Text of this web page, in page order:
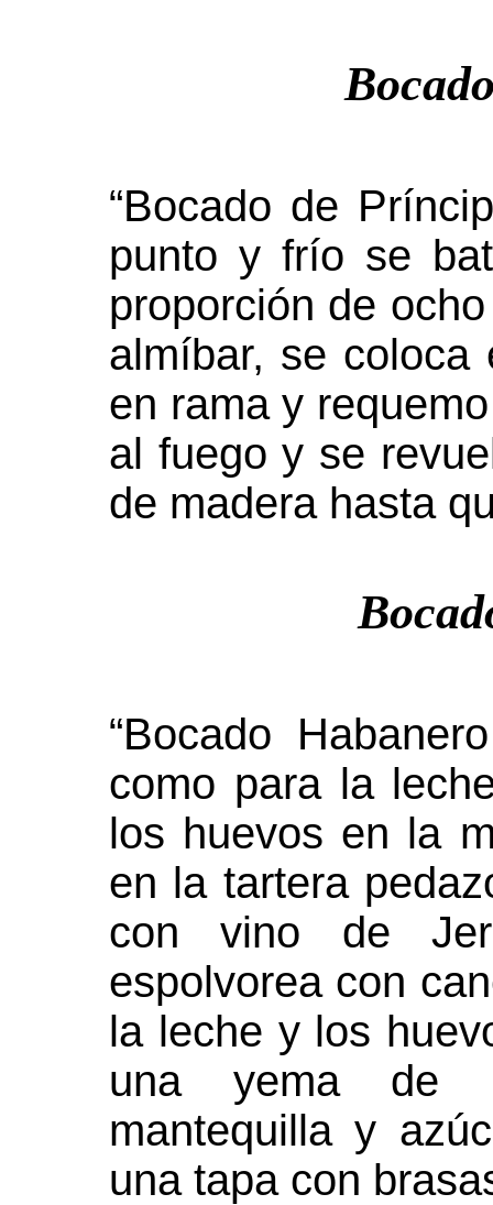
“Bocado de
punto y frío se
proporción de
almíbar, se coloca
en rama y
al fuego y se
de madera hasta
“Bocado
como para la
los huevos en la
en la tartera
con vino de
espolvorea con
la leche y los
una yema de
mantequilla y
una tapa con